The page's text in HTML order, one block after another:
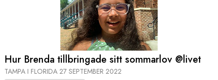
Hur Brenda tillbringade sitt sommarlov @livet
TAMPA I FLORIDA 27 SEPTEMBER 2022